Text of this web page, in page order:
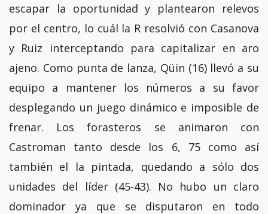
escapar la oportunidad y plantearon relevos
por el centro, lo cuál la R resolvió con Casanova
y Ruiz interceptando para capitalizar en aro
ajeno. Como punta de lanza, Qüin (16) llevó a su
equipo a mantener los números a su favor
desplegando un juego dinámico e imposible de
frenar. Los forasteros se animaron con
Castroman tanto desde los 6, 75 como así
también el la pintada, quedando a sólo dos
unidades del líder (45-43). No hubo un claro
dominador ya que se disputaron en todo